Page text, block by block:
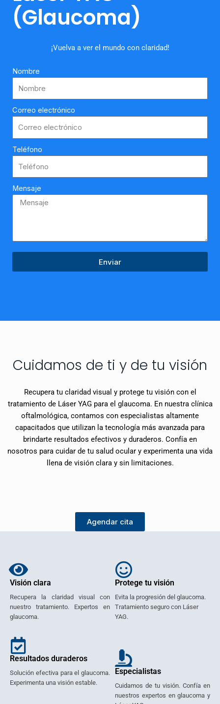
(Glaucoma)
¡Vuelva a ver el mundo con claridad!
Nombre
Correo electrónico
Teléfono
Mensaje
Enviar
Cuidamos de ti y de tu visión
Recupera tu claridad visual y protege tu visión con el
tratamiento de Láser YAG para el glaucoma. En nuestra clínica
oftalmológica, contamos con especialistas altamente
capacitados que utilizan la tecnología más avanzada para
brindarte resultados efectivos y duraderos. Confía en
nosotros para cuidar de tu salud ocular y experimenta una vida
llena de visión clara y sin limitaciones.
Agendar cita
Visión clara
Recupera la claridad visual con
nuestro tratamiento. Expertos en
glaucoma.
Resultados duraderos
Solución efectiva para el glaucoma.
Experimenta una visión estable.
Protege tu visión
Evita la progresión del glaucoma.
Tratamiento seguro con Láser
YAG.
Especialistas
Cuidamos de tu visión. Confía en
nuestros expertos en glaucoma y